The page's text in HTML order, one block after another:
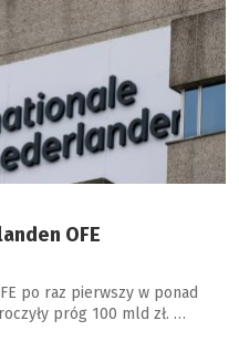
OFE
po raz pierwszy w ponad
próg 100 mld zł. …